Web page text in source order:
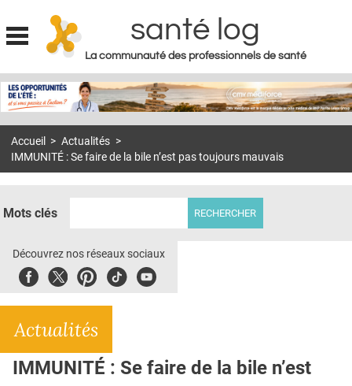
Jump to navigation
santé log
La communauté des professionnels de santé
MON COMPTE
S'ABONNER À LA REVUE SOIN À DOMICILE
DOSSIERS
E-REVUE SAD
L'APP
QUI SOMMES-NOUS ?
Accueil > Actualités >
IMMUNITÉ : Se faire de la bile n’est pas toujours mauvais
Mots clés
Découvrez nos réseaux sociaux
FacebookTwitterPinterest
TiktokYoubute
Actualités
IMMUNITÉ : Se faire de la bile n’est